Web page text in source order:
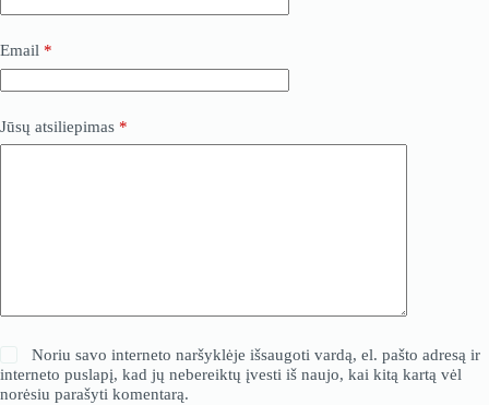
Email *
Jūsų atsiliepimas *
Noriu savo interneto naršyklėje išsaugoti vardą, el. pašto adresą ir
interneto puslapį, kad jų nebereiktų įvesti iš naujo, kai kitą kartą vėl
norėsiu parašyti komentarą.